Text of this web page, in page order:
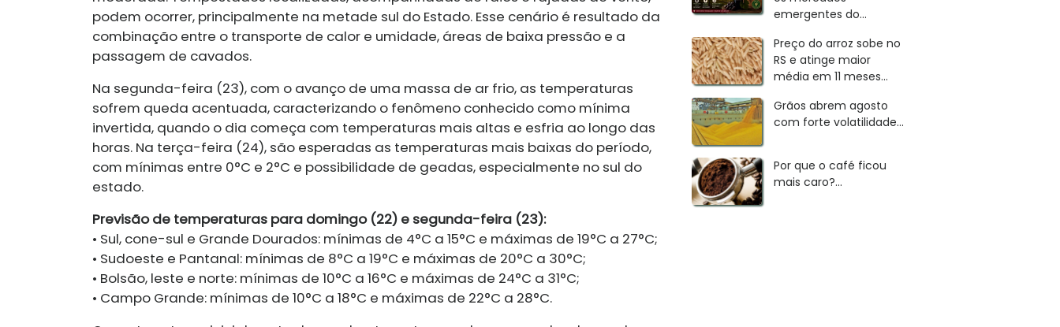
podem ocorrer, principalmente na metade sul do Estado. Esse cenário é resultado da
combinação entre o transporte de calor e umidade, áreas de baixa pressão e a
passagem de cavados.
Na segunda-feira (23), com o avanço de uma massa de ar frio, as temperaturas
sofrem queda acentuada, caracterizando o fenômeno conhecido como mínima
invertida, quando o dia começa com temperaturas mais altas e esfria ao longo das
horas. Na terça-feira (24), são esperadas as temperaturas mais baixas do período,
com mínimas entre 0°C e 2°C e possibilidade de geadas, especialmente no sul do
estado.
Previsão de temperaturas para domingo (22) e segunda-feira (23):
• Sul, cone-sul e Grande Dourados: mínimas de 4°C a 15°C e máximas de 19°C a 27°C;
• Sudoeste e Pantanal: mínimas de 8°C a 19°C e máximas de 20°C a 30°C;
• Bolsão, leste e norte: mínimas de 10°C a 16°C e máximas de 24°C a 31°C;
• Campo Grande: mínimas de 10°C a 18°C e máximas de 22°C a 28°C.
emergentes do...
Preço do arroz sobe no
RS e atinge maior
média em 11 meses...
Grãos abrem agosto
com forte volatilidade...
Por que o café ficou
mais caro?...